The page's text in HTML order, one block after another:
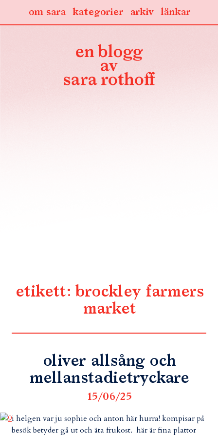
länkar
arkiv
kategorier
om sara
etikett: brockley farmers
market
oliver allsång och
mellanstadietryckare
15/06/25
i helgen var ju sophie och anton här hurra! kompisar på
besök betyder gå ut och äta frukost. här är fina plattor